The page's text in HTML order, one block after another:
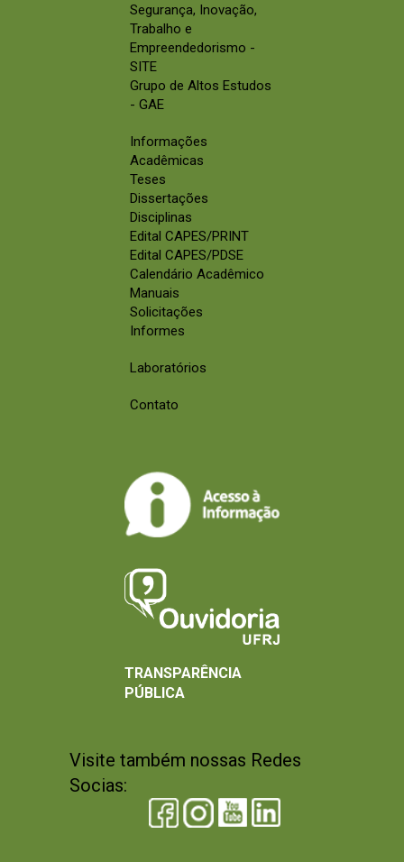
Segurança, Inovação,
Trabalho e
Empreendedorismo -
SITE
Grupo de Altos Estudos
- GAE
Informações
Acadêmicas
Teses
Dissertações
Disciplinas
Edital CAPES/PRINT
Edital CAPES/PDSE
Calendário Acadêmico
Manuais
Solicitações
Informes
Laboratórios
Contato
Visite também nossas Redes
Socias:
TRANSPARÊNCIA
PÚBLICA